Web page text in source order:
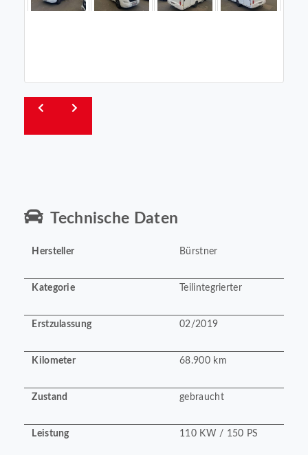
Technische Daten
Hersteller Bürstner
Kategorie Teilintegrierter
Erstzulassung 02/2019
Kilometer 68.900 km
Zustand gebraucht
Leistung 110 KW / 150 PS